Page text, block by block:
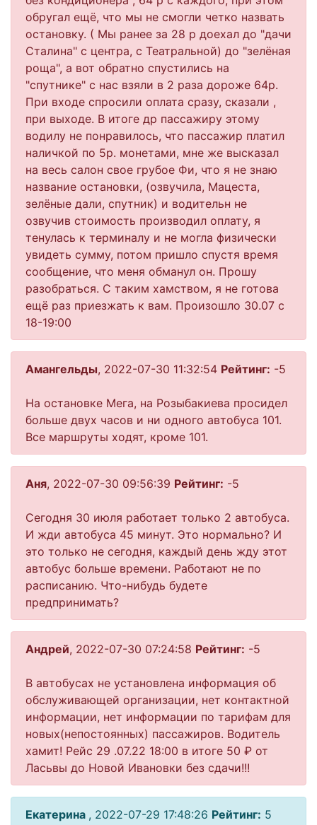
обругал ещё, что мы не смогли четко назвать
остановку. ( Мы ранее за 28 р доехал до "дачи
Сталина" с центра, с Театральной) до "зелёная
роща", а вот обратно спустились на
"спутнике" с нас взяли в 2 раза дороже 64р.
При входе спросили оплата сразу, сказали ,
при выходе. В итоге др пассажиру этому
водилу не понравилось, что пассажир платил
наличкой по 5р. монетами, мне же высказал
на весь салон свое грубое Фи, что я не знаю
название остановки, (озвучила, Мацеста,
зелёные дали, спутник) и водительн не
озвучив стоимость производил оплату, я
тенулась к терминалу и не могла физически
увидеть сумму, потом пришло спустя время
сообщение, что меня обманул он. Прошу
разобраться. С таким хамством, я не готова
ещё раз приезжать к вам. Произошло 30.07 с
18-19:00
Амангельды, 2022-07-30 11:32:54 Рейтинг: -5
На остановке Мега, на Розыбакиева просидел
больше двух часов и ни одного автобуса 101.
Все маршруты ходят, кроме 101.
Аня, 2022-07-30 09:56:39 Рейтинг: -5
Сегодня 30 июля работает только 2 автобуса.
И жди автобуса 45 минут. Это нормально? И
это только не сегодня, каждый день жду этот
автобус больше времени. Работают не по
расписанию. Что-нибудь будете
предпринимать?
Андрей, 2022-07-30 07:24:58 Рейтинг: -5
В автобусах не установлена информация об
обслуживающей организации, нет контактной
информации, нет информации по тарифам для
новых(непостоянных) пассажиров. Водитель
хамит! Рейс 29 .07.22 18:00 в итоге 50 ₽ от
Ласьвы до Новой Ивановки без сдачи!!!
Екатерина , 2022-07-29 17:48:26 Рейтинг: 5